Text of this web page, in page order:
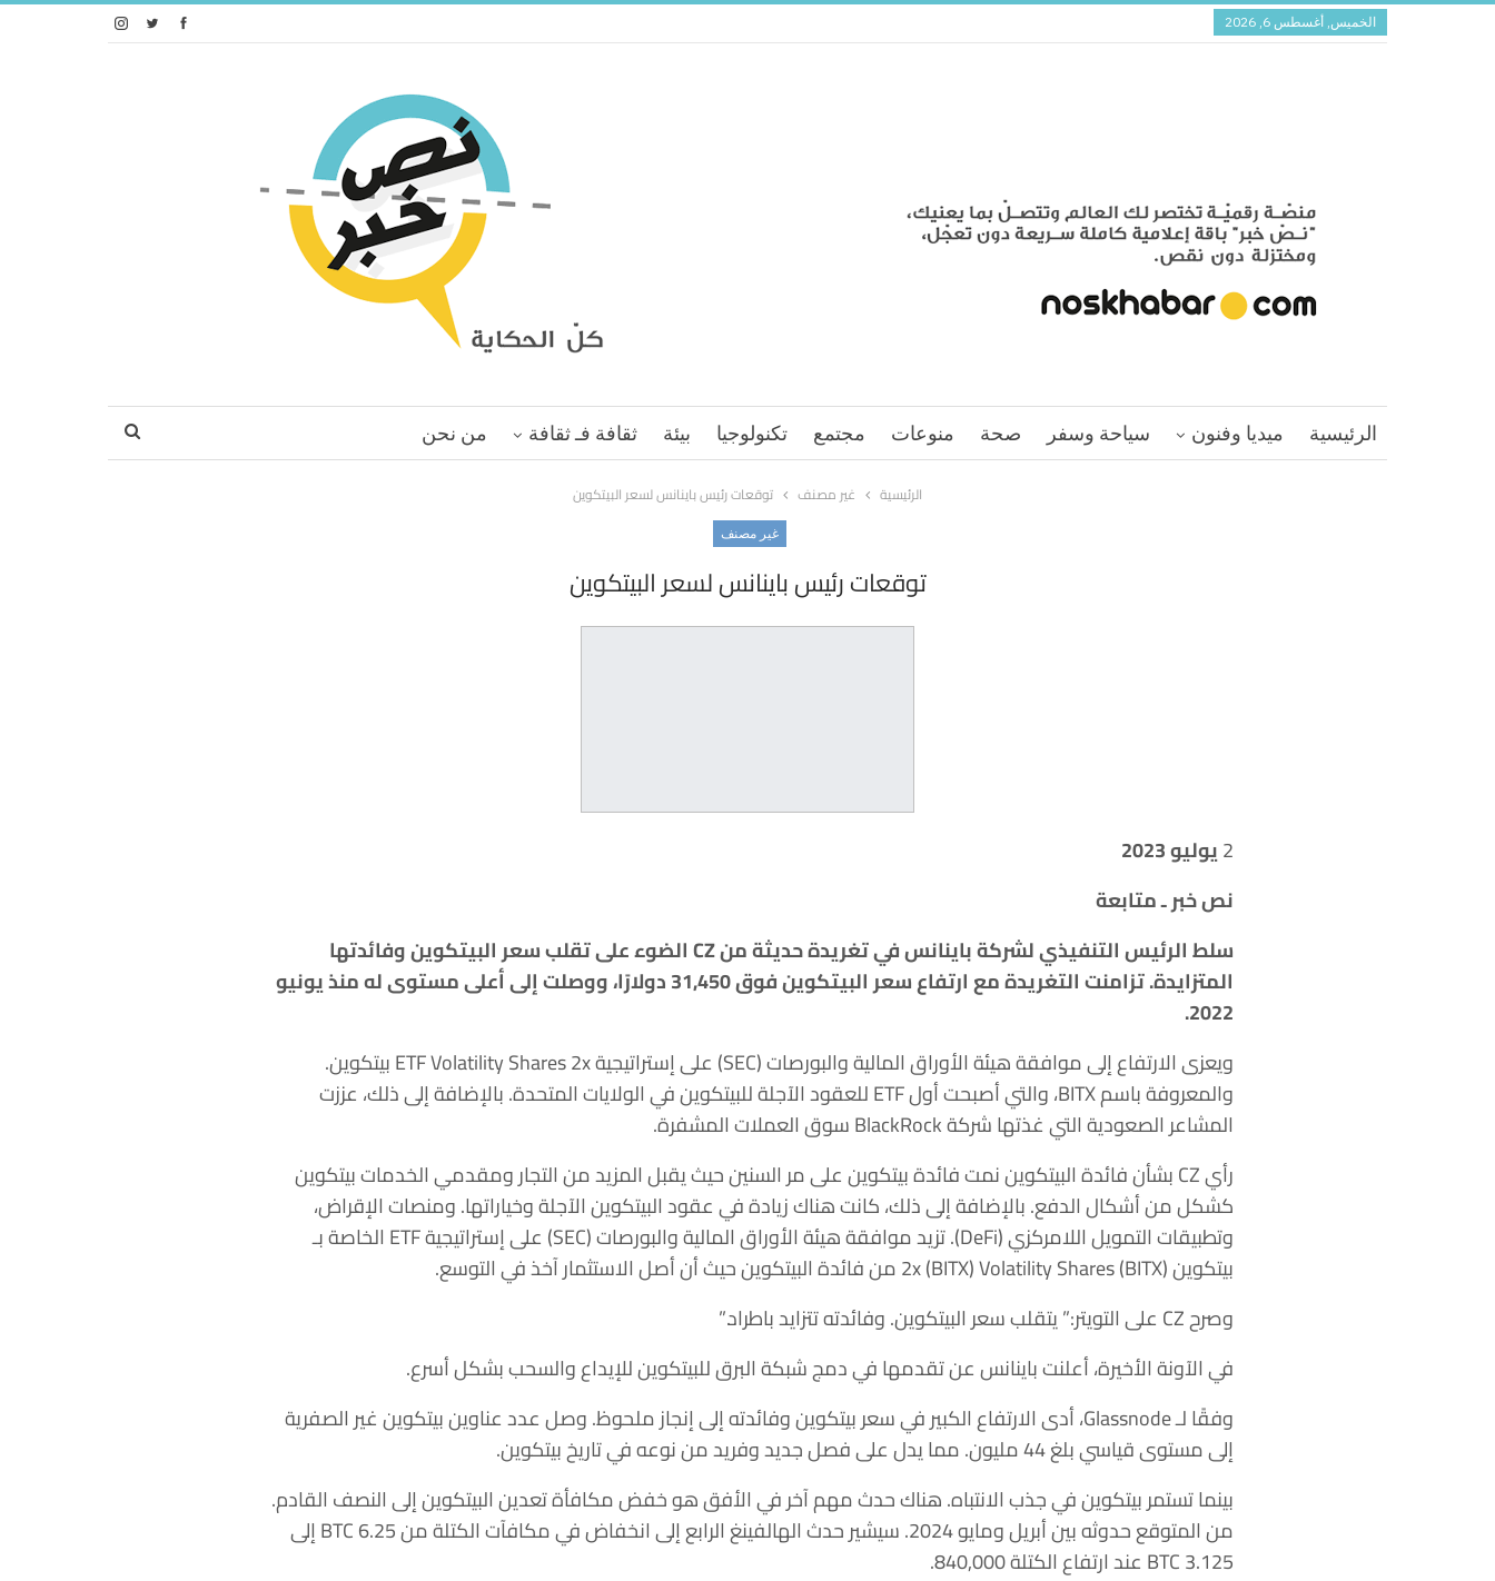
الخميس, أغسطس 6, 2026
الرئيسية ميديا وفنون سياحة وسفر صحة منوعات مجتمع تكنولوجيا بيئة ثقافة فـ ثقافة من نحن
الرئيسية غير مصنف توقعات رئيس باينانس لسعر البيتكوين
غير مصنف
توقعات رئيس باينانس لسعر البيتكوين
2يوليو 2023
نص خبر ـ متابعة
سلط الرئيس التنفيذي لشركة باينانس في تغريدة حديثة من CZ الضوء على تقلب سعر البيتكوين وفائدتها
المتزايدة. تزامنت التغريدة مع ارتفاع سعر البيتكوين فوق 31,450 دولارًا، ووصلت إلى أعلى مستوى له منذ يونيو
2022.
ويعزى الارتفاع إلى موافقة هيئة الأوراق المالية والبورصات (SEC) على إستراتيجية ETF Volatility Shares 2x بيتكوين.
والمعروفة باسم BITX، والتي أصبحت أول ETF للعقود الآجلة للبيتكوين في الولايات المتحدة. بالإضافة إلى ذلك، عززت
المشاعر الصعودية التي غذتها شركة BlackRock سوق العملات المشفرة.
رأي CZ بشأن فائدة البيتكوين نمت فائدة بيتكوين على مر السنين حيث يقبل المزيد من التجار ومقدمي الخدمات بيتكوين
كشكل من أشكال الدفع. بالإضافة إلى ذلك، كانت هناك زيادة في عقود البيتكوين الآجلة وخياراتها. ومنصات الإقراض،
وتطبيقات التمويل اللامركزي (DeFi). تزيد موافقة هيئة الأوراق المالية والبورصات (SEC) على إستراتيجية ETF الخاصة بـ
بيتكوين 2x (BITX) Volatility Shares (BITX) من فائدة البيتكوين حيث أن أصل الاستثمار آخذ في التوسع.
وصرح CZ على التويتر:” يتقلب سعر البيتكوين. وفائدته تتزايد باطراد.”
في الآونة الأخيرة، أعلنت باينانس عن تقدمها في دمج شبكة البرق للبيتكوين للإيداع والسحب بشكل أسرع.
وفقًا لـ Glassnode، أدى الارتفاع الكبير في سعر بيتكوين وفائدته إلى إنجاز ملحوظ. وصل عدد عناوين بيتكوين غير الصفرية
إلى مستوى قياسي بلغ 44 مليون. مما يدل على فصل جديد وفريد ​​من نوعه في تاريخ بيتكوين.
بينما تستمر بيتكوين في جذب الانتباه. هناك حدث مهم آخر في الأفق هو خفض مكافأة تعدين البيتكوين إلى النصف القادم.
من المتوقع حدوثه بين أبريل ومايو 2024. سيشير حدث الهالفينغ الرابع إلى انخفاض في مكافآت الكتلة من 6.25 BTC إلى
3.125 BTC عند ارتفاع الكتلة 840,000.